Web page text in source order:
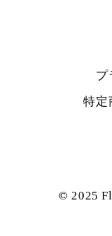
プ
特定
© 2025